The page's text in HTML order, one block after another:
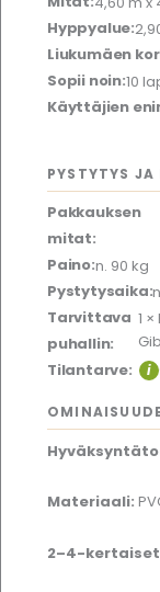
Hyppyalue:
Liukumäen
Sopii noin:10
Käyttäjien
PYSTYTYS JA
Pakkauksen
mitat:
Paino:n. 90 kg
Pystytysaika:
Tarvittava
puhallin:
1
Tilantarve:
i
Materiaali:
2–4-kertaiset